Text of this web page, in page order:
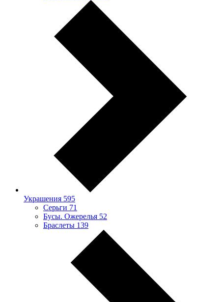
Украшения 595
Серьги 71
Бусы. Ожерелья 52
Браслеты 139